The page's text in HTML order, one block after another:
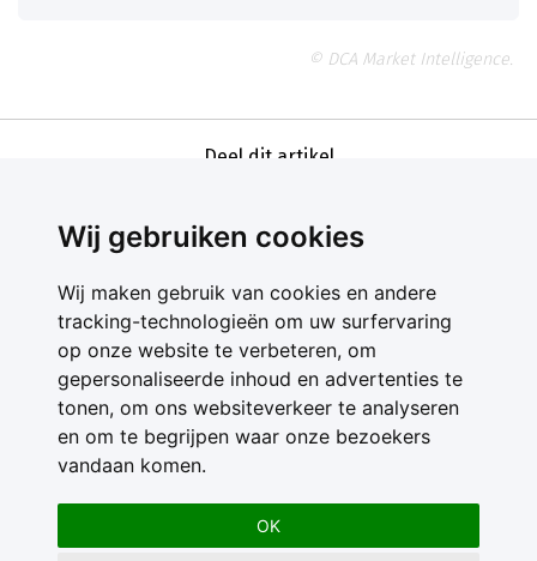
Wij gebruiken cookies
Wij maken gebruik van cookies en andere
tracking-technologieën om uw surfervaring
op onze website te verbeteren, om
gepersonaliseerde inhoud en advertenties te
tonen, om ons websiteverkeer te analyseren
en om te begrijpen waar onze bezoekers
vandaan komen.
OK
© DCA Market Intelligence.
Deel dit artikel
Contact
Feedback
Nieuwsbrief
Adverteren
Gebruikersvoorwaarden
Privacy Statement